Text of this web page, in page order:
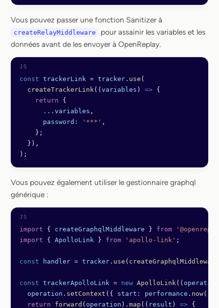
Vous pouvez passer une fonction Sanitizer à
createRelayMiddleware
pour assainir les variables et les
données avant de les envoyer à OpenReplay.
const trackerLink = tracker . use (
  createTrackerLink
(( variables ) => {
    return
{
      ...
variables ,
      password:
'***' ,
    };
  }),
);
Vous pouvez également utiliser le gestionnaire graphql
générique :
import { createGraphqlMiddleware } from
import { ApolloLink } from 'apollo-link' ;
const handler = tracker . use ( createGraphqlMiddleware
const trackerApolloLink = new ApolloLink(( operation
  operation
. setContext ({ start: performance . now()
  return
forward ( operation ). map (( result ) => {